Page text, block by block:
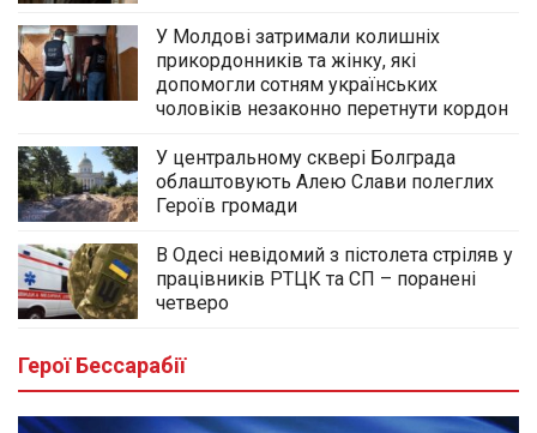
У Молдові затримали колишніх
прикордонників та жінку, які
допомогли сотням українських
чоловіків незаконно перетнути кордон
У центральному сквері Болграда
облаштовують Алею Слави полеглих
Героїв громади
В Одесі невідомий з пістолета стріляв у
працівників РТЦК та СП – поранені
четверо
Герої Бессарабії